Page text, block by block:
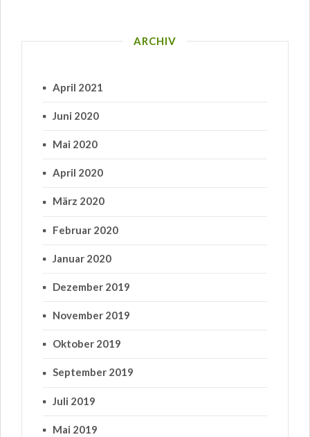
ARCHIV
April 2021
Juni 2020
Mai 2020
April 2020
März 2020
Februar 2020
Januar 2020
Dezember 2019
November 2019
Oktober 2019
September 2019
Juli 2019
Mai 2019